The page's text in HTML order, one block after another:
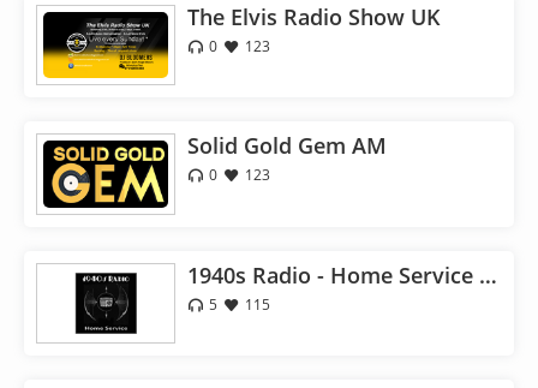
The Elvis Radio Show UK
0 123
Solid Gold Gem AM
0 123
1940s Radio - Home Service - Pumpkin FM
5 115